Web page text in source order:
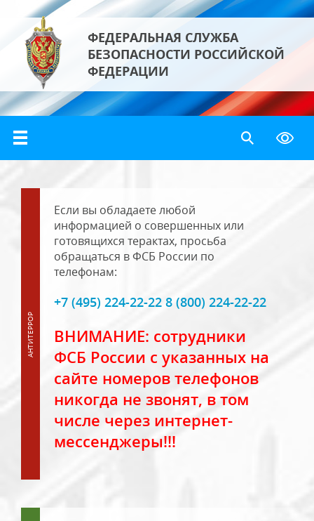
ФЕДЕРАЛЬНАЯ СЛУЖБА
БЕЗОПАСНОСТИ РОССИЙСКОЙ
ФЕДЕРАЦИИ
Если вы обладаете любой
информацией о совершенных или
готовящихся терактах, просьба
обращаться в ФСБ России по
телефонам:
+7 (495) 224-22-22 8 (800) 224-22-22
ВНИМАНИЕ: сотрудники
ФСБ России с указанных на
сайте номеров телефонов
никогда не звонят, в том
числе через интернет-
мессенджеры!!!